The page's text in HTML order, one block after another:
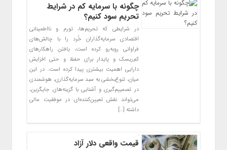
چگونه با سرمایه کم در شرایط
تحریم سود کنیم؟
در شرایطی که تحریم‌ها، تورم و نااطمینانی
اقتصادی سرمایه‌گذاران خُرد را با چالش‌های
فراوانی روبه‌رو کرده است، یافتن راهکارهای
کم‌ریسک و پایدار برای حفظ و حتی افزایش
دارایی اهمیت بیشتری پیدا کرده است. در این
میان، تنوع‌بخشی به سبد سرمایه‌گذاری، هوشمندی
در تصمییم‌گیری و آشنایی با گزینه‌های جایگزین،
می‌تواند نقش تعیین‌کننده‌ای در موفقیت مالی
داشته […]
قیمت واقعی دلار آزاد